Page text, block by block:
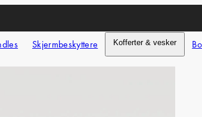
Skjermbeskyttere Kofferter & vesker